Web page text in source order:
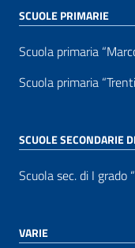
SCUOLE PRIMARIE
Scuola primaria
Scuola primaria
SCUOLE SECONDARIE
Scuola sec. di I grado
VARIE